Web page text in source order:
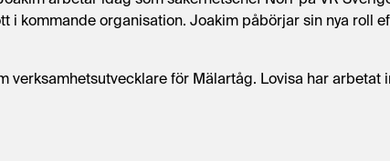
i kommande organisation. Joakim påbörjar sin nya roll
verksamhetsutvecklare för Mälartåg. Lovisa har arbetat